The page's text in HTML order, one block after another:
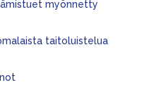
myönnetty
taitoluistelua